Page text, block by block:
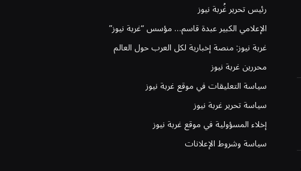
رئيس تحرير غُربة نيوز
الإعلامي الكبير عبدة قاسم… مؤسس “غربة نيوز”
غربة نيوز: منصة إخبارية لكل العرب حول العالم
محررين غربة نيوز
سياسة التعليقات في موقع غربة نيوز
سياسة تحرير غربة نيوز
إخلاء المسؤولية في موقع غربة نيوز
سياسة وشروط الإعلانات